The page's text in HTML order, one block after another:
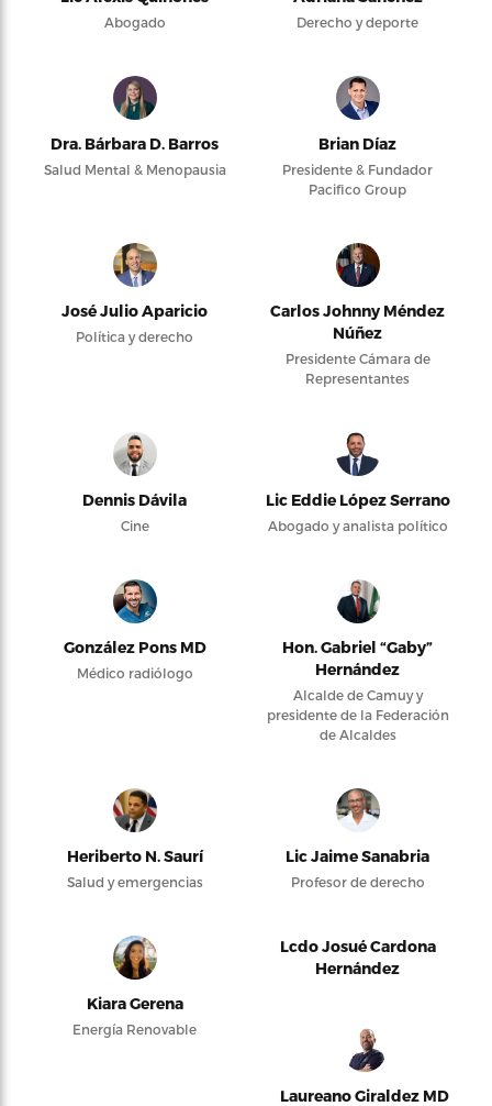
Abogado Derecho y deporte
Dra. Bárbara D. Barros
Salud Mental & Menopausia
Brian Díaz
Presidente & Fundador
Pacifico Group
José Julio Aparicio
Política y derecho
Carlos Johnny Méndez
Núñez
Presidente Cámara de
Representantes
Dennis Dávila
Cine
Lic Eddie López Serrano
Abogado y analista político
González Pons MD
Médico radiólogo
Hon. Gabriel “Gaby”
Hernández
Alcalde de Camuy y
presidente de la Federación
de Alcaldes
Heriberto N. Saurí
Salud y emergencias
Lic Jaime Sanabria
Profesor de derecho
Kiara Gerena
Energía Renovable
Lcdo Josué Cardona
Hernández
Laureano Giraldez MD